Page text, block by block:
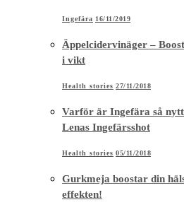
Ingefära 16/11/2019
Äppelcidervinäger –
i vikt
Health stories 27/11/2018
Varför är Ingefära så
Lenas Ingefärsshot
Health stories 05/11/2018
Gurkmeja boostar din
effekten!